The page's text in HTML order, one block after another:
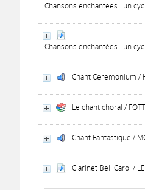
Chansons enchantées : un
Chansons enchantées : un
Chant Ceremonium /
Le chant choral /
Chant Fantastique /
Clarinet Bell Carol /